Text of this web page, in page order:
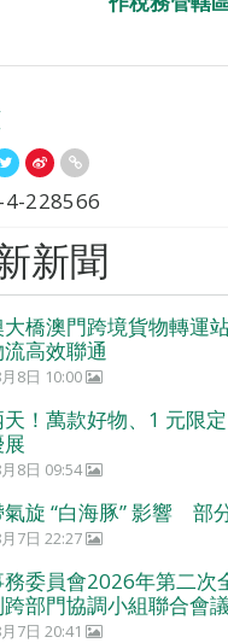
4-228566
新聞
橋澳門跨境貨物轉運
高效聯通
8日 10:00
！萬款好物、1 元限
8日 09:54
氣旋 “白海豚” 影響 部
7日 22:27
委員會2026年第二次
部門協調小組聯合會
7日 20:41